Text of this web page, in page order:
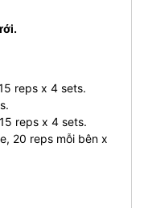
reps x 4 sets.
reps x 4 sets.
20 reps mỗi bên x